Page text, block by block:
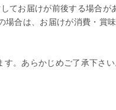
てお届けが前後する場合が
合は、お届けが消費・賞
。あらかじめご了承下さい